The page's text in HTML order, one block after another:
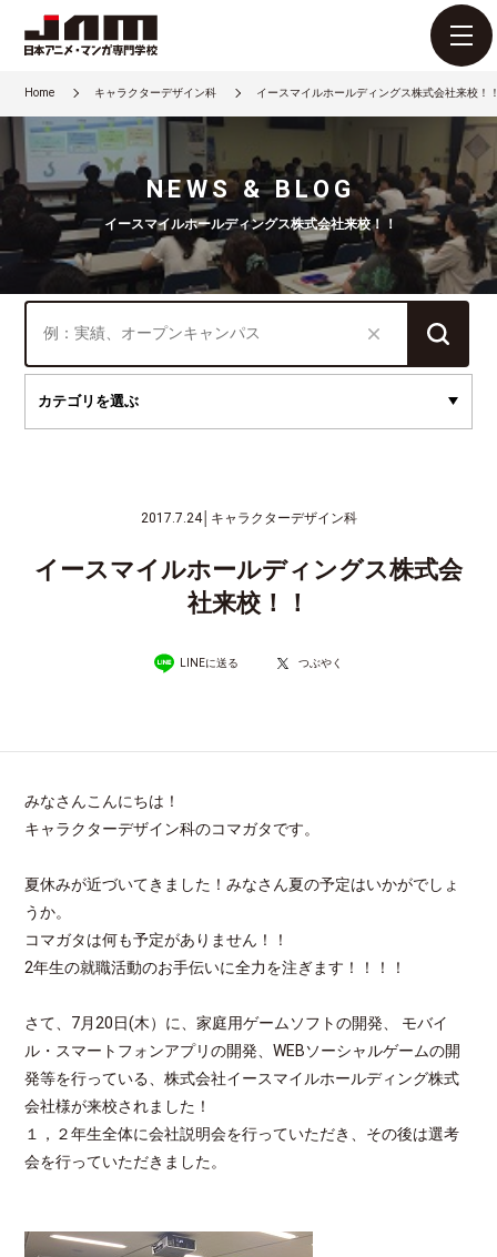
Home キャラクターデザイン科 イースマイルホールディングス株式会社来校！
NEWS & BLOG
イースマイルホールディングス株式会社来校！！
2017.7.24│ キャラクターデザイン科
イースマイルホールディングス株式会
社来校！！
LINEに送る つぶやく
みなさんこんにちは！
キャラクターデザイン科のコマガタです。
夏休みが近づいてきました！みなさん夏の予定はいかがでしょ
うか。
コマガタは何も予定がありません！！
2年生の就職活動のお手伝いに全力を注ぎます！！！！
さて、7月20日(木）に、家庭用ゲームソフトの開発、 モバイ
ル・スマートフォンアプリの開発、WEBソーシャルゲームの開
発等を行っている、株式会社イースマイルホールディング株式
会社様が来校されました！
１，２年生全体に会社説明会を行っていただき、その後は選考
会を行っていただきました。